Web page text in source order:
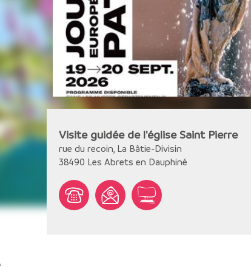
Visite guidée de l'église Saint Pierre
rue du recoin, La Bâtie-Divisin
38490 Les Abrets en Dauphiné